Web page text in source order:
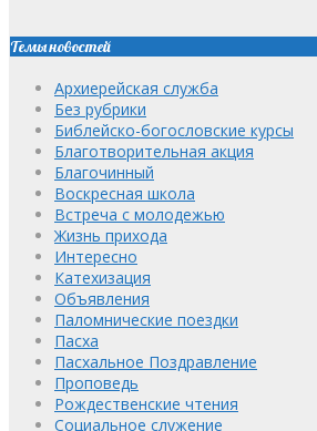
Темы новостей
Архиерейская служба
Без рубрики
Библейско-богословские курсы
Благотворительная акция
Благочинный
Воскресная школа
Встреча с молодежью
Жизнь прихода
Интересно
Катехизация
Объявления
Паломнические поездки
Пасха
Пасхальное Поздравление
Проповедь
Рождественские чтения
Социальное служение